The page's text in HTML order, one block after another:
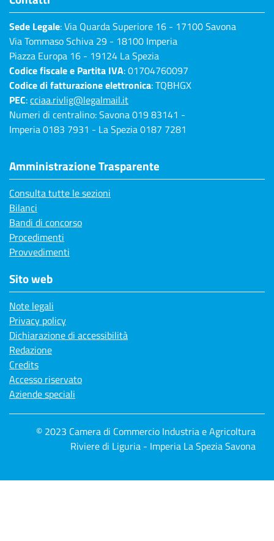
Sede Legale: Via Quarda Superiore 16 - 17100 Savona
Via Tommaso Schiva 29 - 18100 Imperia
Piazza Europa 16 - 19124 La Spezia
Codice fiscale e Partita IVA: 01704760097
Codice di fatturazione elettronica: TQBHGX
PEC:cciaa.rivlig@legalmail.it
Numeri di centralino: Savona 019 83141 -
Imperia 0183 7931 - La Spezia 0187 7281
Amministrazione Trasparente
Consulta tutte le sezioni
Bilanci
Bandi di concorso
Procedimenti
Provvedimenti
Sito web
Note legali
Privacy policy
Dichiarazione di accessibilità
Redazione
Credits
Accesso riservato
Aziende speciali
© 2023 Camera di Commercio Industria e Agricoltura
Riviere di Liguria - Imperia La Spezia Savona